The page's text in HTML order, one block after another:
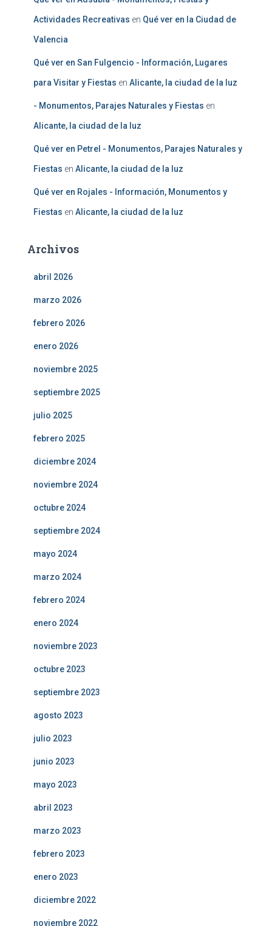
Actividades Recreativas en Qué ver en la Ciudad de
Valencia
Qué ver en San Fulgencio - Información, Lugares
para Visitar y Fiestas en Alicante, la ciudad de la luz
- Monumentos, Parajes Naturales y Fiestas en
Alicante, la ciudad de la luz
Qué ver en Petrel - Monumentos, Parajes Naturales y
Fiestas en Alicante, la ciudad de la luz
Qué ver en Rojales - Información, Monumentos y
Fiestas en Alicante, la ciudad de la luz
Archivos
abril 2026
marzo 2026
febrero 2026
enero 2026
noviembre 2025
septiembre 2025
julio 2025
febrero 2025
diciembre 2024
noviembre 2024
octubre 2024
septiembre 2024
mayo 2024
marzo 2024
febrero 2024
enero 2024
noviembre 2023
octubre 2023
septiembre 2023
agosto 2023
julio 2023
junio 2023
mayo 2023
abril 2023
marzo 2023
febrero 2023
enero 2023
diciembre 2022
noviembre 2022